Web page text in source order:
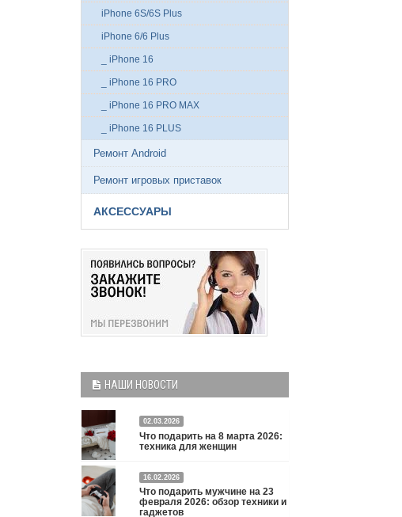
iPhone 6S/6S Plus
iPhone 6/6 Plus
_ iPhone 16
_ iPhone 16 PRO
_ iPhone 16 PRO MAX
_ iPhone 16 PLUS
Ремонт Android
Ремонт игровых приставок
АКСЕССУАРЫ
НАШИ НОВОСТИ
02.03.2026
Что подарить на 8 марта 2026:
техника для женщин
Что подарить на 8 марта 2026: техника для
женщин
Подробнее
16.02.2026
Что подарить мужчине на 23
февраля 2026: обзор техники и
гаджетов